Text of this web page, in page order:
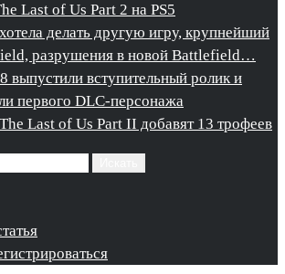
Last of Us Part 2 на PS5
делать другую игру, крупнейший
разрушения в новой Battlefield…
выпустили вступительный ролик и
первого DLC-персонажа
Last of Us Part II добавят 13 трофеев